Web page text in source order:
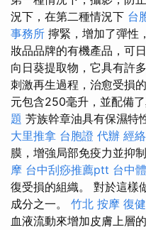
況下，在第二種情況下 台
事務所 擰緊，增加了彈性
妝品品牌的有機產品，可
向日葵提取物，它具有許
刺激再生過程，治愈受損
元包含250毫升，並配備了
題 芳族幹章油具有保濕特
大里推拿 台胞證 代辦 經
膜，增強局部免疫力並抑
摩 台中刮痧推薦ptt 台中
復受損的組織。 對於這樣
成分之一。 竹北 按摩 復
血液流動來增加皮膚上層